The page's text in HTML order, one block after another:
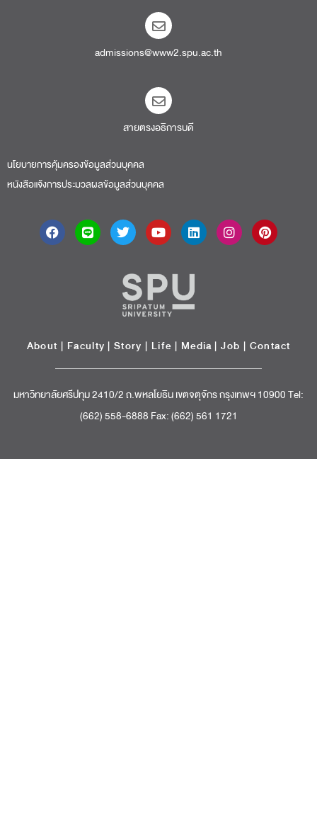
admissions@www2.spu.ac.th
สายตรงอธิการบดี​
นโยบายการคุ้มครองข้อมูลส่วนบุคคล
หนังสือแจ้งการประมวลผลข้อมูลส่วนบุคคล
About | Faculty | Story | Life | Media |Job | Contact
มหาวิทยาลัยศรีปทุม 2410/2 ถ.พหลโยธิน เขตจตุจักร กรุงเทพฯ 10900 Tel:
(662) 558-6888 Fax: (662) 561 1721